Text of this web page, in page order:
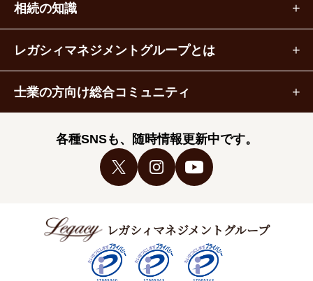
相続の知識
レガシィマネジメントグループとは
士業の方向け総合コミュニティ
各種SNSも、随時情報更新中です。
レガシィマネジメントグループ